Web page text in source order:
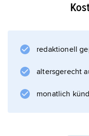
redaktionell
altersgerecht
monatlich